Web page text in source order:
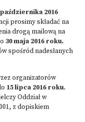
2016
prosimy składać na
drogą mailową na
30 maja 2016 roku.
spośród nadesłanych
organizatorów
15 lipca 2016 roku.
Oddział w
z dopiskiem